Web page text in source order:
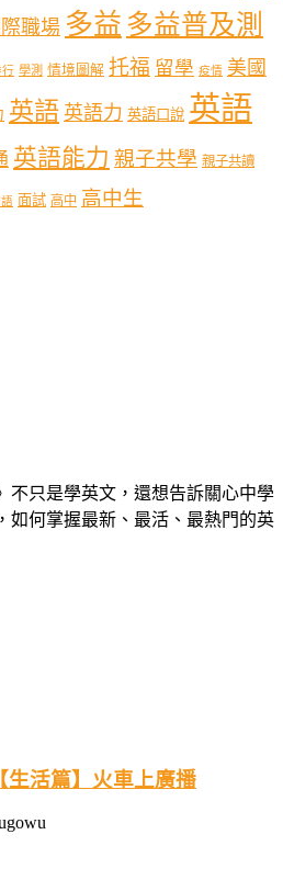
職場 多益 多益普及測
行 學測 情境圖解 托福 留學 疫情 美國
英語 英語力 英語口說 英語
英語能力 親子共學 親子共讀
面試 高中 高中生
不只是學英文，還想告訴關心中學
如何掌握最新、最活、最熱門的英
生活篇】火車上廣播